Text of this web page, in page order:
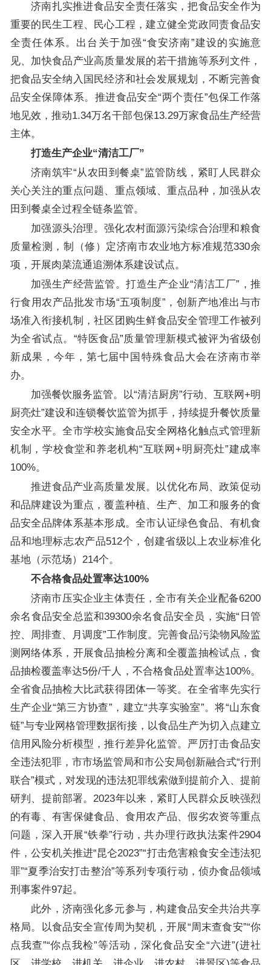
济南扎实推进食品安全责任落实，把食品安全作为
重要的民生工程、民心工程，建立健全党政同责食品安
全责任体系。出台关于加强“食安济南”建设的实施意
见、加快食品产业高质量发展的若干措施等系列文件，
把食品安全纳入国民经济和社会发展规划，不断完善食
品安全保障体系。推进食品安全“两个责任”包保工作落
地见效，推动1.34万名干部包保13.29万家食品生产经营
主体。
打造生产企业“清洁工厂”
济南筑牢“从农田到餐桌”监管防线，紧盯人民群众
关心关注的重点问题、重点领域、重点品种，加强从农
田到餐桌全过程全链条监管。
加强源头治理。强化农村面源污染综合治理和粮食
质量检测，制（修）定济南市农业地方标准规范330余
项，开展肉菜流通追溯体系建设试点。
加强生产经营监管。打造生产企业“清洁工厂”，推
行食用农产品批发市场“五项制度”，创新产地准出与市
场准入衔接机制，社区团购生鲜食品安全管理工作被列
为全省试点。“特医食品”质量管理新模式被评为省级创
新成果，今年，第七届中国特殊食品大会在济南市举
办。
加强餐饮服务监管。以“清洁厨房”行动、互联网+明
厨亮灶”建设和连锁餐饮监管为抓手，持续提升餐饮质量
安全水平。全市学校实施食品安全网格化触点式管理新
机制，学校食堂和养老机构“互联网+明厨亮灶”建成率
100%。
推进食品产业高质量发展。以优化布局、政策促动
和品牌建设为重点，覆盖种植、生产、加工和服务的食
品安全品牌体系基本形成。全市认证绿色食品、有机食
品和地理标志农产品512个，创建省级以上农业标准化
基地（示范场）214个。
不合格食品处置率达100%
济南市压实企业主体责任，全市有关企业配备6200
余名食品安全总监和39300余名食品安全员，实施“日管
控、周排查、月调度”工作制度。完善食品污染物风险监
测网络体系，开展食品抽检分离和全覆盖抽检试点，食
品抽检覆盖率达5份/千人，不合格食品处置率达100%。
全省食品抽检大比武获得团体一等奖。在全省率先实行
生产企业“第三方协查”，建立“共享实验室”。将“山东食
链”与专业网格管理数据衔接，以食品生产为切入点建立
信用风险分析模型，推行差异化监管。严厉打击食品安
全违法犯罪，市市场监管局和市公安局创新融合式“行刑
联合”模式，对发现的违法犯罪线索做到提前介入、提前
研判、提前部署。2023年以来，紧盯人民群众反映强烈
的有毒、有害保健食品、食用农产品、假劣农资等重点
问题，深入开展“铁拳”行动，共办理行政执法案件2904
件，公安机关推进“昆仑2023”“打击危害粮食安全违法犯
罪”“夏季治安打击整治”等系列专项行动，侦办食品领域
刑事案件97起。
此外，济南强化多元参与，构建食品安全共治共享
格局。以食品安全宣传周为契机，开展“周末查食安”“你
点我查”“你点我检”等活动，深化食品安全“六进”(进社